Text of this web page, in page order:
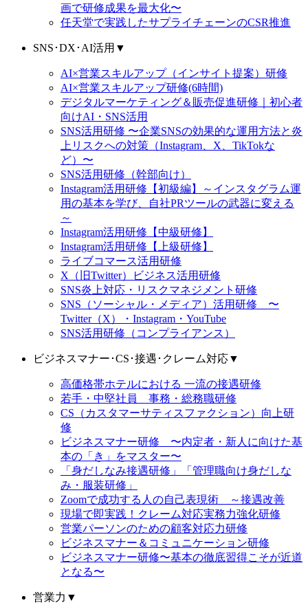
画で研修成果を最大化〜
任天堂で実践したサプライチェーンのCSR推進
SNS･DX･AI活用 ▼
AI×営業スキルアップ（インサイト提案）研修
AI×営業スキルアップ研修(6時間)
デジタルマーケティング＆販売促進研修｜初心者
向けAI・SNS活用
SNS活用研修 〜企業SNSの効果的な運用方法と炎
上リスクへの対策（Instagram、X、TikTokな
ど）〜
SNS活用研修（幹部向け）
Instagram活用研修【初級編】～インスタグラム運
用の基本を学び、自社PRツールの武器に変える
～
Instagram活用研修【中級研修】
Instagram活用研修【上級研修】
ライブコマース活用研修
X（旧Twitter）ビジネス活用研修
SNS炎上対応・リスクマネジメント研修
SNS（ソーシャル・メディア）活用研修 〜
Twitter（X）・Instagram・YouTube
SNS活用研修（コンプライアンス）
ビジネスマナー･CS･接遇･クレーム対応▼
高価格帯ホテルにおける 一流の接遇研修
若手・中堅社員 事務・総務職研修
CS（カスタマーサティスファクション）向上研
修
ビジネスマナー研修 〜内定者・新人に向けた基
本の「き」をマスター〜
「身だしなみ接遇研修」「管理職向け身だしな
み・服装研修」
Zoomで成功する人の自己表現術 ～接遇改善
現場で即実践！クレーム対応実務力強化研修
営業パーソンのための顧客対応力研修
ビジネスマナー＆コミュニケーション研修
ビジネスマナー研修〜基本の徹底習得こそが近道
となる〜
営業力 ▼